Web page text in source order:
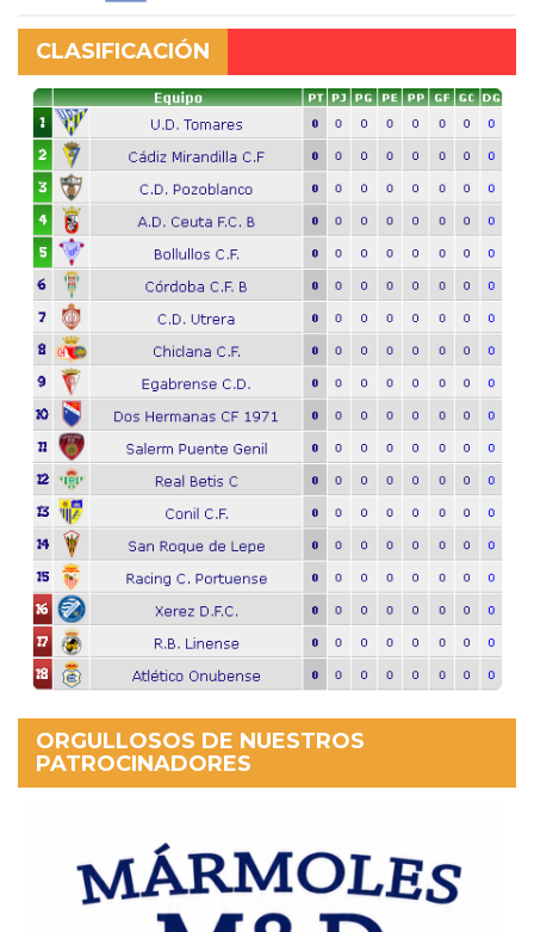
CLASIFICACIÓN
ORGULLOSOS DE NUESTROS
PATROCINADORES